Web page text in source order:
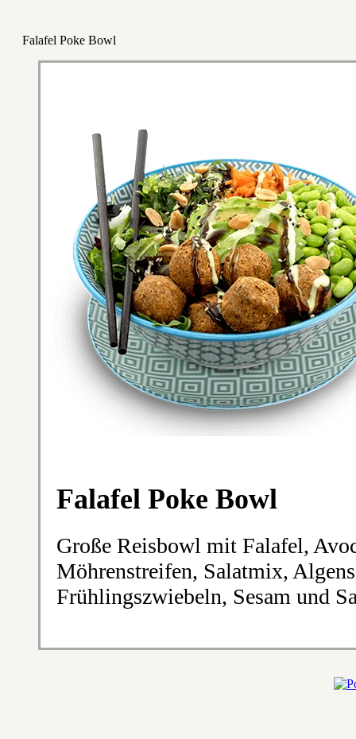
Falafel Poke Bowl
Falafel Poke Bowl
Große Reisbowl mit Falafel,
Möhrenstreifen, Salatmix,
Frühlingszwiebeln, Sesam und